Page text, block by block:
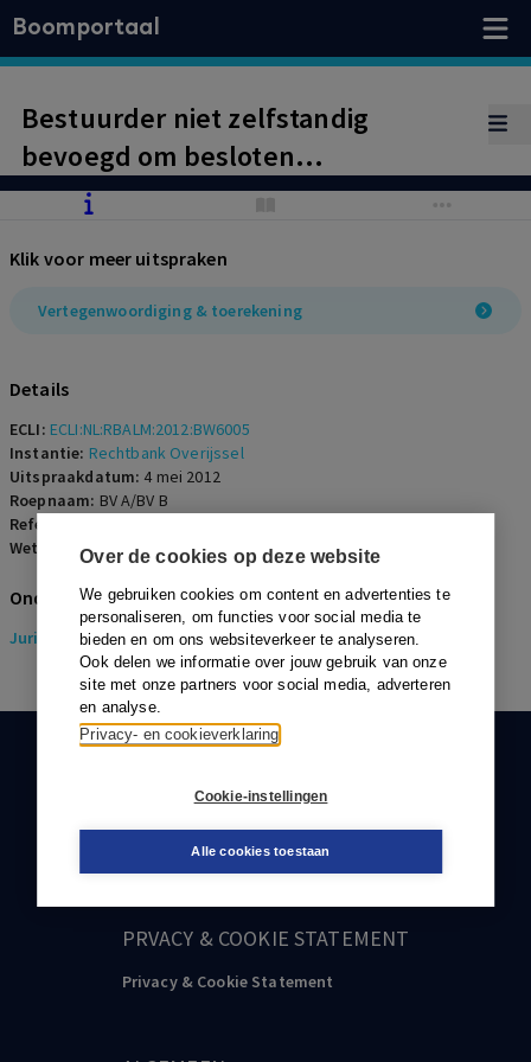
Over de cookies op deze website
We gebruiken cookies om content en advertenties te
personaliseren, om functies voor social media te
bieden en om ons websiteverkeer te analyseren.
Ook delen we informatie over jouw gebruik van onze
site met onze partners voor social media, adverteren
en analyse.
Privacy- en cookieverklaring
Cookie-instellingen
Alle cookies toestaan
Boomportaal
Bestuurder niet zelfstandig
bevoegd om besloten
vennootschap zonder instemming
vertegenwoordigen
Klik voor meer uitspraken
Vertegenwoordiging & toerekening
Details
ECLI: ECLI:NL:RBALM:2012:BW6005
Instantie: Rechtbank Overijssel
Uitspraakdatum: 4 mei 2012
Roepnaam: BV A/BV B
Referentienummer:
Wetsartikelen: 2:240 BW
Onderwerpen
Juridisch> Ondernemingsrecht
088-0301000
klantenservice@boom.nl
PRVACY & COOKIE STATEMENT
Privacy & Cookie Statement